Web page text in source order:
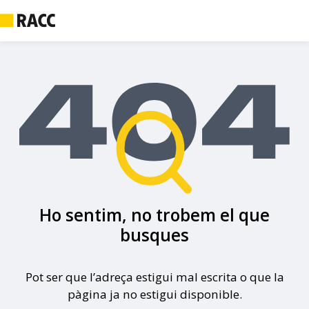
Ho sentim, no trobem el que
busques
Pot ser que l’adreça estigui mal escrita o que la
pàgina ja no estigui disponible.